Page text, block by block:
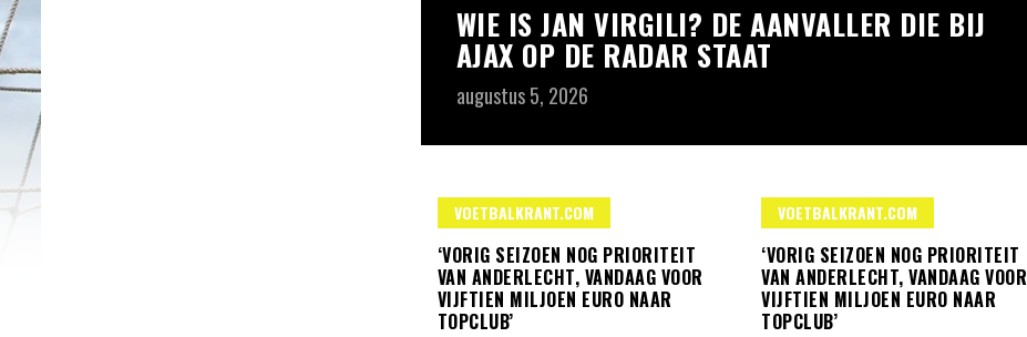
ZOU EEN GOEDE SPELER ZIJN WIE IS JAN VIRGILI? DE AANVALLER DIE BIJ
AJAX OP DE RADAR STAAT
augustus 5, 2026
VOETBALKRANT.COM
‘VORIG SEIZOEN NOG PRIORITEIT
VAN ANDERLECHT, VANDAAG VOOR
VIJFTIEN MILJOEN EURO NAAR
TOPCLUB’
VOETBALKRANT.COM
‘VORIG SEIZOEN NOG PRIORITEIT
VAN ANDERLECHT, VANDAAG VOOR
VIJFTIEN MILJOEN EURO NAAR
TOPCLUB’